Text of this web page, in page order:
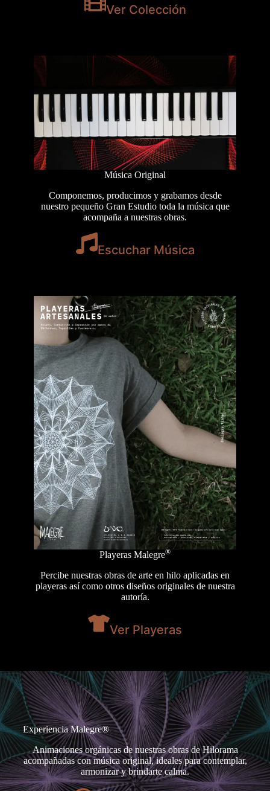
Ver Colección
Música Original
Componemos, producimos y grabamos desde
nuestro pequeño Gran Estudio toda la música que
acompaña a nuestras obras.
Escuchar Música
Playeras Malegre®
Percibe nuestras obras de arte en hilo aplicadas en
playeras así como otros diseños originales de nuestra
autoría.
Ver Playeras
Experiencia Malegre®
Animaciones orgánicas de nuestras obras de Hilorama
acompañadas con música original, ideales para contemplar,
armonizar y brindarte calma.